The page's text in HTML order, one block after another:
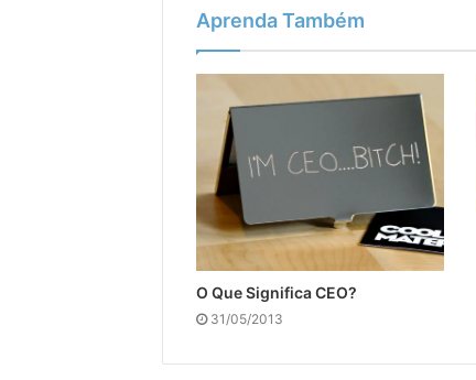
Aprenda Também
O Que Significa CEO?
31/05/2013